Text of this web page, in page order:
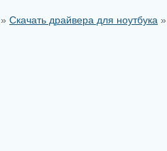
» Скачать драйвера для ноутбука »